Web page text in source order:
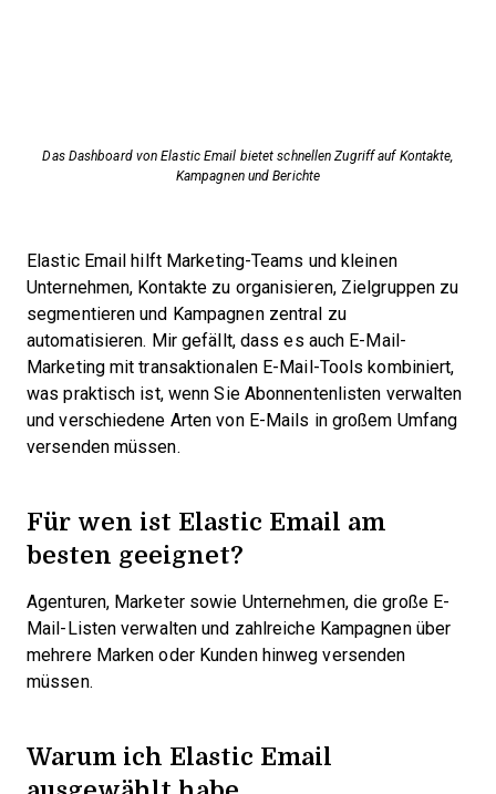
Das Dashboard von Elastic Email bietet schnellen Zugriff auf Kontakte,
Kampagnen und Berichte
Elastic Email hilft Marketing-Teams und kleinen
Unternehmen, Kontakte zu organisieren, Zielgruppen zu
segmentieren und Kampagnen zentral zu
automatisieren. Mir gefällt, dass es auch E-Mail-
Marketing mit transaktionalen E-Mail-Tools kombiniert,
was praktisch ist, wenn Sie Abonnentenlisten verwalten
und verschiedene Arten von E-Mails in großem Umfang
versenden müssen.
Für wen ist Elastic Email am
besten geeignet?
Agenturen, Marketer sowie Unternehmen, die große E-
Mail-Listen verwalten und zahlreiche Kampagnen über
mehrere Marken oder Kunden hinweg versenden
müssen.
Warum ich Elastic Email